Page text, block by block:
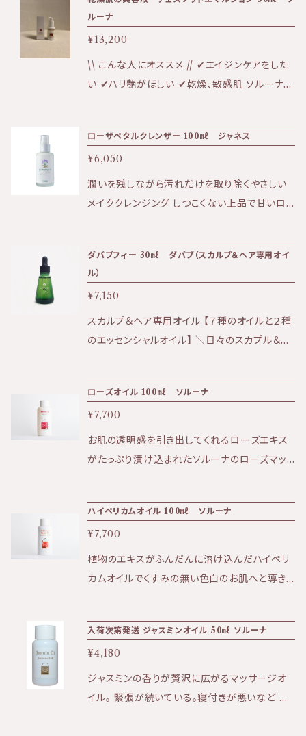
ス、ガリカバラ花油、アイブライトエキス、ウイキョ
ウエキス、クマツヅラ油、ローズマリーエキス、サ
フランエキス、金 ・ソルーナは天然由来の原料の
みを使用した植物性化粧品です。 ・ソルーナは、
ーナで使用しているエタノールはブドウ由来で
す。 ・ソルーナで使用しているフェネチルアルコ
た、アルプスに自生する薬草を、環境的な配慮の
もとで収穫しています。 ・ソルーナは、原料にお
いても最終製品においても、一切の動物実験を
果:ふっくらとしたハリ、弾力 ★香り:優雅なダマ
スクローズの香り ★テクスチャー：みずみずし
いジェルタイプ 水、エタノール、グリセリン、アル
ギン酸Ｎａ、セイヨウサンザシエキス、ワレモコウ
エキス、モミジバキセワタエキス、メリッサエキ
ジ葉エキス、スギナエキス、ハゴロモグサエキス、
オドリコソウエキス、サンシキスミレエキス、金、
銀、香料* *香料は天然の精油のみを使用してい
ます。（ダマスクローズ）
ルーナ
¥13,200
\\ こんな人にオススメ // ✔︎エイジンケアをした
い ✔︎ハリ艶がほしい ✔︎乾燥、敏感肌 ソルーナ農
を維持し、肌にハリを与えます。とても濃厚なの
で、 乾燥肌の人も物足りなさを感じることなくお
使いいただけます。 年齢を感じさせない肌作り
をサポートしてくれる乳液です。 -` 香り '- クルミ
に馴染ませてください。 【成分】 水、ペルシアグ
ルミ種子油、エタノール、ヨーロッパグリ種子エ
キス、グリセリン、水添レシチン、アルギン酸Na、
セイヨウサンザシエキス、モミジバキセワタエキ
ス、メリッサエキス、ワレモコウエキス、セイヨウ
ス、ハチミツ、スクレロチウムガム、ソルビン酸、
グルコース、乳酸桿菌、ココヤシ果実エキス、ラ
ゼ、金、香料
ローザペタルクレンザー 100㎖ ジャネス
¥6,050
潤いを残しながら汚れだけを取り除くやさしい
メイククレンジング しつこくない上品で甘いロ
肌・乾燥肌・普通肌 ※お水で希釈してご利用く
ださい ★効果：クレンジング（こちら1本のみで
洗顔可）、保湿 ★香り：優しいローズの香り ★
テクスチャー：なめらかなミルクタイプ 【成分に
ついて】製造元における処方変更 のため、パラ
ー等は従来のものと変わりありません。 〔新全
成分〕 水、トリ(カプリル酸/カプリン酸)グリセリ
ル、オレイン酸デシル、グリセリン、セ テアリルア
ルコール、ステ アリン酸グリセリル、ステアリン酸
ベンダ ー花エキス、ローマカミツレ花エキス、ダ
マスクバラ花油、エチルヘキシルグリセリン、
ダバブフィー 30㎖ ダバブ（スカルプ＆ヘア専用オイ
ル）
¥7,150
スカルプ＆ヘア専用オイル 【７種のオイルと２種
のエッセンシャルオイル】 ＼日々のスカプル＆ヘ
め！ 潤いを与え、毛根への栄養／髪質を整えま
す。 眉毛のケアにもおすすめです！ ★軽いテク
スチャーで安らぐ柑橘系の香り。 【全成分】 アル
ガンオイル・ゴマオイル・亜麻仁オイル・ホホバオ
精油 １００％天然成分のため雨量や天候、収穫
時期により色や香りに違いがでます。時に発生す
た頭皮のコリや疲れをほぐします。 ■シャンプー
後のタオルドライ後、少し濡れた状態で塗布。 保
す使用 (保湿に特化) ■入浴時、５～１０滴を使
い、頭皮と髪全体にもみこみます。 タオルで頭を
ローズオイル 100㎖ ソルーナ
¥7,700
お肌の透明感を引き出してくれるローズエキス
がたっぷり漬け込まれたソルーナのローズマッ
白、アンチエイジング、ハリなど ★香り:華やかな
ダマスクローズの香り ★テクスチャー:軽く吸収
性がありさらりとした使用感 〈全成分〉 アーモ
ンド油、ガリカバラ花エキス、香料（天然の精油の
ハイペリカムオイル 100㎖ ソルーナ
¥7,700
植物のエキスがふんだんに溶け込んだハイペリ
カムオイルでくすみの無い色白のお肌へと導き
ウオトギリソウの自然な香り ★テクスチャー:軽
さと吸収力があり、さらりとした使用感 ※ハイペ
リカムオイルを塗っての日光浴をすることは避け
て下さい。 〈全成分〉 オリーブ油、セイヨウオトギ
入荷次第発送 ジャスミンオイル 50㎖ ソルーナ
¥4,180
ジャスミンの香りが贅沢に広がるマッサージオ
イル。 緊張が続いている。寝付きが悪いなど ア